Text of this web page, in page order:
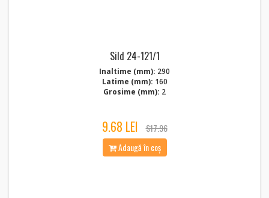
Sild 24-121/1
Inaltime (mm): 290
Latime (mm): 160
Grosime (mm): 2
9.68 LEI
$17.96
Adaugă în coș